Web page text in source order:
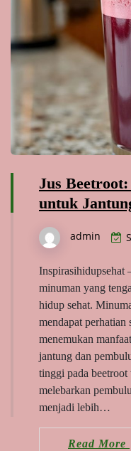
Jus
untuk
admin
Inspirasihidupsehat
minuman yang
hidup sehat.
mendapat perhatian
menemukan
jantung dan
tinggi pada beetroot
melebarkan
menjadi lebih…
Read More